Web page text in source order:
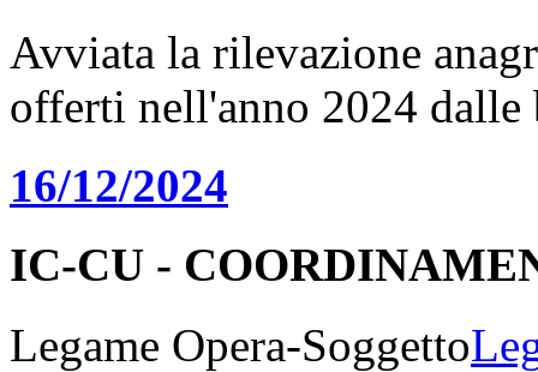
Avviata la rilevazione
offerti nell'anno 2024 dalle
16/12/2024
IC-CU -
Legame Opera-Soggetto